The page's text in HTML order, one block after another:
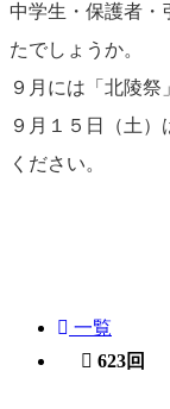
中学生・保護者・
たでしょうか。
９月には「北陵祭
９月１５日（土
ください。
一覧
623回